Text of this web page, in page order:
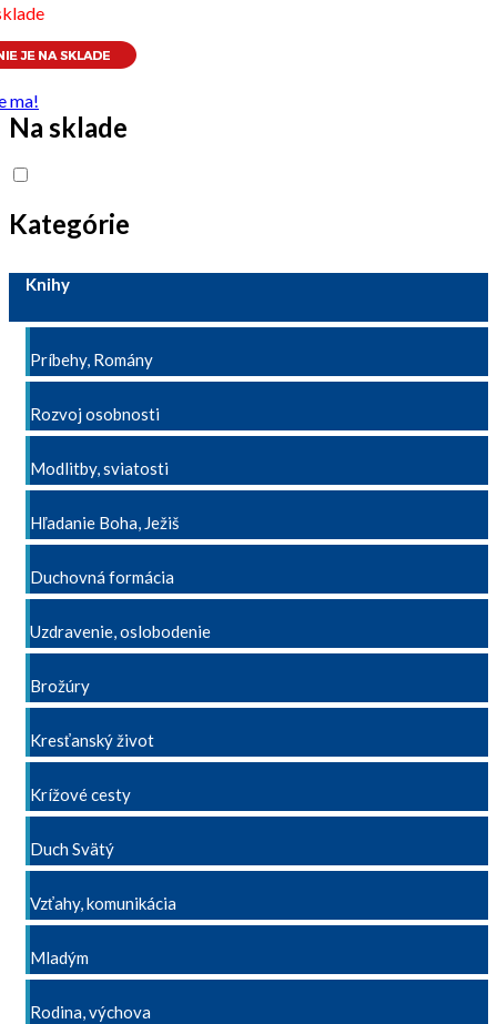
ma!
Na sklade
Kategórie
Knihy
Príbehy, Romány
Rozvoj osobnosti
Modlitby, sviatosti
Hľadanie Boha, Ježiš
Duchovná formácia
Uzdravenie, oslobodenie
Brožúry
Kresťanský život
Krížové cesty
Duch Svätý
Vzťahy, komunikácia
Mladým
Rodina, výchova